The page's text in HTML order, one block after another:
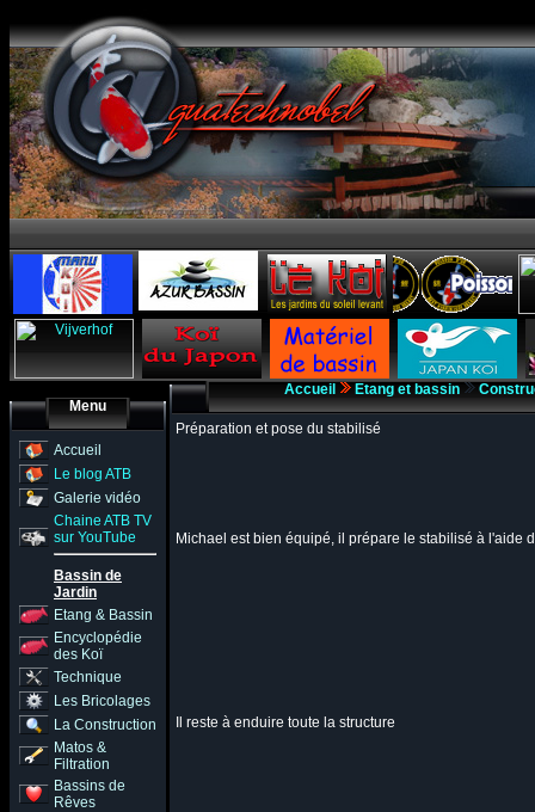
Menu
Accueil
Le blog ATB
Galerie vidéo
Chaine ATB TV
sur YouTube
Bassin de
Jardin
Etang & Bassin
Encyclopédie
des Koï
Technique
Les Bricolages
La Construction
Matos &
Filtration
Bassins de
Rêves
Accueil Etang et bassin
Préparation et pose du stabilisé
Michael est bien équipé, il prépare le stabilisé à l'aide
Il reste à enduire toute la structure